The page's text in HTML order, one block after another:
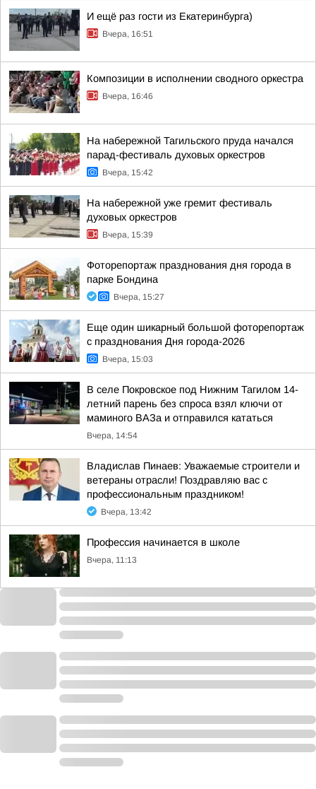
И ещё раз гости из Екатеринбурга)
Вчера, 16:51
Композиции в исполнении сводного оркестра
Вчера, 16:46
На набережной Тагильского пруда начался
парад-фестиваль духовых оркестров
Вчера, 15:42
На набережной уже гремит фестиваль
духовых оркестров
Вчера, 15:39
Фоторепортаж празднования дня города в
парке Бондина
Вчера, 15:27
Еще один шикарный большой фоторепортаж
с празднования Дня города-2026
Вчера, 15:03
В селе Покровское под Нижним Тагилом 14-
летний парень без спроса взял ключи от
маминого ВАЗа и отправился кататься
Вчера, 14:54
Владислав Пинаев: Уважаемые строители и
ветераны отрасли! Поздравляю вас с
профессиональным праздником!
Вчера, 13:42
Профессия начинается в школе
Вчера, 11:13